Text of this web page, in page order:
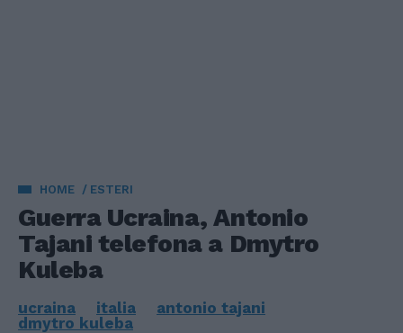
HOME ESTERI
Guerra Ucraina, Antonio
Tajani telefona a Dmytro
Kuleba
ucraina italia
antonio tajani
dmytro kuleba